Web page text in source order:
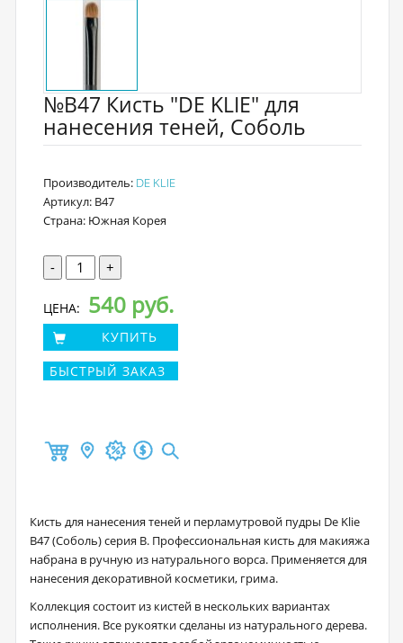
№В47 Кисть "DE KLIE" для
нанесения теней, Соболь
Производитель: DE KLIE
Артикул: B47
Страна: Южная Корея
- +
ЦЕНА: 540 руб.
КУПИТЬ
БЫСТРЫЙ ЗАКАЗ
Кисть для нанесения теней и перламутровой пудры De Klie
В47 (Соболь) серия В. Профессиональная кисть для макияжа
набрана в ручную из натурального ворса. Применяется для
нанесения декоративной косметики, грима.
Коллекция состоит из кистей в нескольких вариантах
исполнения. Все рукоятки сделаны из натурального дерева.